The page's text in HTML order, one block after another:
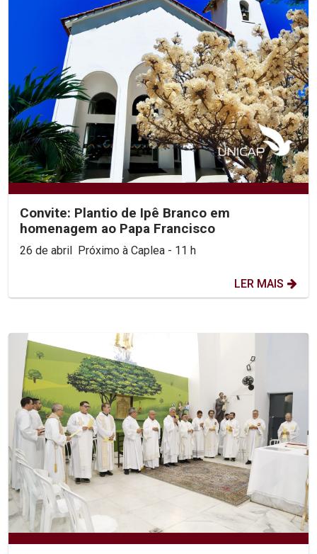
Convite: Plantio de Ipê Branco em
homenagem ao Papa Francisco
26 de abril Próximo à Caplea - 11 h
LER MAIS